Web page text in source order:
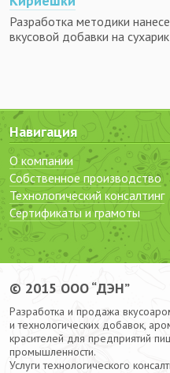
Разработка методики
вкусовой добавки на сухарик
Навигация
О компании
Собственное производство
Технологический консалтинг
Сертификаты и грамоты
© 2015 ООО “ДЭН”
Разработка и продажа
и технологических добавок,
красителей для предприятий
промышленности.
Услуги технологического